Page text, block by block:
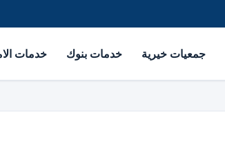
جمعيات خيرية خدمات بنوك خدمات